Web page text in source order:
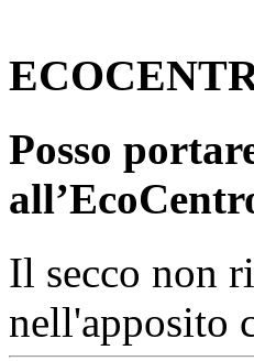
Posso
Il secco non
nell'apposito